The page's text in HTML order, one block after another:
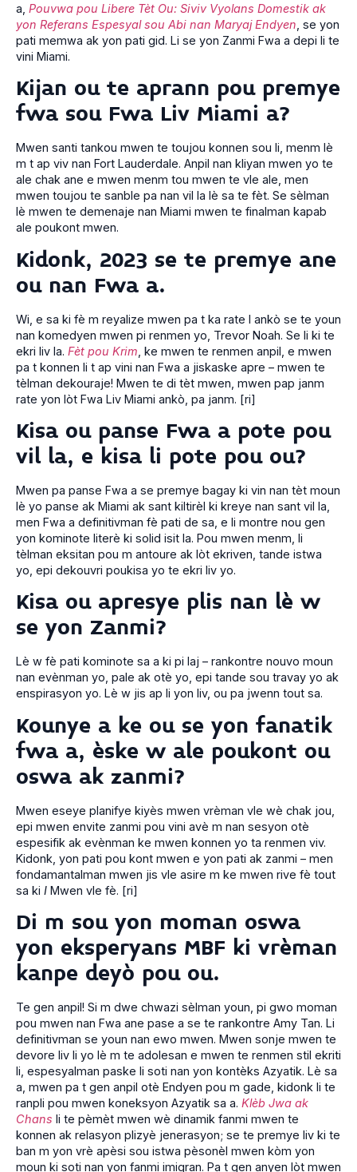
a, Pouvwa pou Libere Tèt Ou: Siviv Vyolans Domestik ak
yon Referans Espesyal sou Abi nan Maryaj Endyen , se yon
pati memwa ak yon pati gid. Li se yon Zanmi Fwa a depi li te
vini Miami.
Kijan ou te aprann pou premye
fwa sou Fwa Liv Miami a?
Mwen santi tankou mwen te toujou konnen sou li, menm lè
m t ap viv nan Fort Lauderdale. Anpil nan kliyan mwen yo te
ale chak ane e mwen menm tou mwen te vle ale, men
mwen toujou te sanble pa nan vil la lè sa te fèt. Se sèlman
lè mwen te demenaje nan Miami mwen te finalman kapab
ale poukont mwen.
Kidonk, 2023 se te premye ane
ou nan Fwa a.
Wi, e sa ki fè m reyalize mwen pa t ka rate l ankò se te youn
nan komedyen mwen pi renmen yo, Trevor Noah. Se li ki te
ekri liv la. Fèt pou Krim , ke mwen te renmen anpil, e mwen
pa t konnen li t ap vini nan Fwa a jiskaske apre – mwen te
tèlman dekouraje! Mwen te di tèt mwen, mwen pap janm
rate yon lòt Fwa Liv Miami ankò, pa janm. [ri]
Kisa ou panse Fwa a pote pou
vil la, e kisa li pote pou ou?
Mwen pa panse Fwa a se premye bagay ki vin nan tèt moun
lè yo panse ak Miami ak sant kiltirèl ki kreye nan sant vil la,
men Fwa a definitivman fè pati de sa, e li montre nou gen
yon kominote literè ki solid isit la. Pou mwen menm, li
tèlman eksitan pou m antoure ak lòt ekriven, tande istwa
yo, epi dekouvri poukisa yo te ekri liv yo.
Kisa ou apresye plis nan lè w
se yon Zanmi?
Lè w fè pati kominote sa a ki pi laj – rankontre nouvo moun
nan evènman yo, pale ak otè yo, epi tande sou travay yo ak
enspirasyon yo. Lè w jis ap li yon liv, ou pa jwenn tout sa.
Kounye a ke ou se yon fanatik
fwa a, èske w ale poukont ou
oswa ak zanmi?
Mwen eseye planifye kiyès mwen vrèman vle wè chak jou,
epi mwen envite zanmi pou vini avè m nan sesyon otè
espesifik ak evènman ke mwen konnen yo ta renmen viv.
Kidonk, yon pati pou kont mwen e yon pati ak zanmi – men
fondamantalman mwen jis vle asire m ke mwen rive fè tout
sa ki I Mwen vle fè. [ri]
Di m sou yon moman oswa
yon eksperyans MBF ki vrèman
kanpe deyò pou ou.
Te gen anpil! Si m dwe chwazi sèlman youn, pi gwo moman
pou mwen nan Fwa ane pase a se te rankontre Amy Tan. Li
definitivman se youn nan ewo mwen. Mwen sonje mwen te
devore liv li yo lè m te adolesan e mwen te renmen stil ekriti
li, espesyalman paske li soti nan yon kontèks Azyatik. Lè sa
a, mwen pa t gen anpil otè Endyen pou m gade, kidonk li te
ranpli pou mwen koneksyon Azyatik sa a. Klèb Jwa ak
Chans li te pèmèt mwen wè dinamik fanmi mwen te
konnen ak relasyon plizyè jenerasyon; se te premye liv ki te
ban m yon vrè apèsi sou istwa pèsonèl mwen kòm yon
moun ki soti nan yon fanmi imigran. Pa t gen anyen lòt mwen